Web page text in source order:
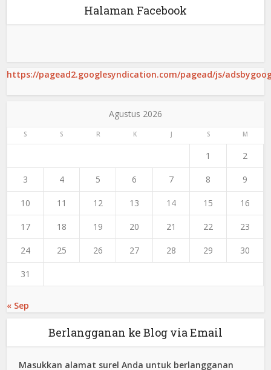
Halaman Facebook
https://pagead2.googlesyndication.com/pagead/js/
Agustus 2026
S S R K J S M
1 2
3 4 5 6 7 8 9
10 11 12 13 14 15 16
17 18 19 20 21 22 23
24 25 26 27 28 29 30
31
« Sep
Berlangganan ke Blog via Email
Masukkan alamat surel Anda untuk berlangganan